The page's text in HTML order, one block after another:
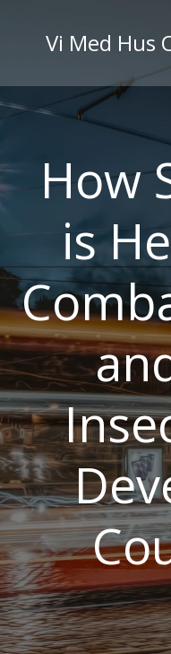
Vi Med Hus
How
is